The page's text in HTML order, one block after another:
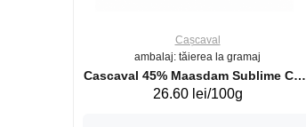
Cașcaval
ambalaj: tăierea la gramaj
Cascaval 45% Maasdam Sublime Cow
(075002)
26.60 lei/100g